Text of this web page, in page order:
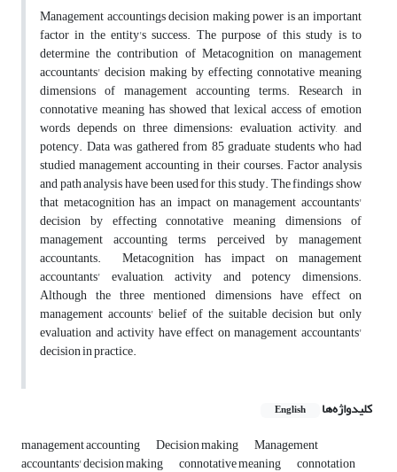
Management accountings decision making power is an important
factor in the entity's success. The purpose of this study is to
determine the contribution of Metacognition on management
accountants' decision making by effecting connotative meaning
dimensions of management accounting terms. Research in
connotative meaning has showed that lexical access of emotion
words depends on three dimensions: evaluation, activity, and
potency. Data was gathered from 85 graduate students who had
studied management accounting in their courses. Factor analysis
and path analysis have been used for this study. The findings show
that metacognition has an impact on management accountants'
decision by effecting connotative meaning dimensions of
management accounting terms perceived by management
accountants. Metacognition has impact on management
accountants' evaluation, activity and potency dimensions.
Although the three mentioned dimensions have effect on
management accounts' belief of the suitable decision but only
evaluation and activity have effect on management accountants'
decision in practice.
کلیدواژه‌ها English
management accounting Decision making Management
accountants' decision making connotative meaning connotation